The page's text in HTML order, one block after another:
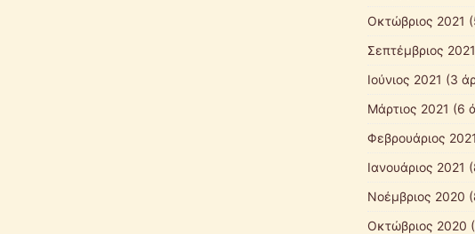
Οκτώβριος 2021
Σεπτέμβριος 2021
Ιούνιος 2021 (3
Μάρτιος 2021 (6
Φεβρουάριος 2021
Ιανουάριος 2021
Νοέμβριος 2020
Οκτώβριος 2020